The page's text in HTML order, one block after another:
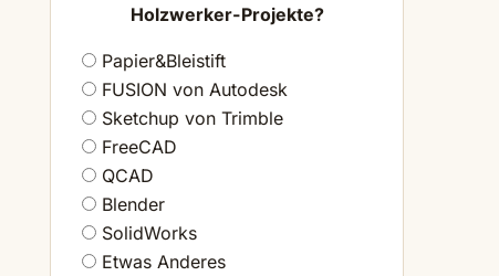
Holzwerker-Projekte?
Papier&Bleistift
FUSION von Autodesk
Sketchup von Trimble
FreeCAD
QCAD
Blender
SolidWorks
Etwas Anderes